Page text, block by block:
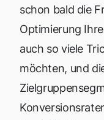
schon bald die
Optimierung
auch so viele
möchten, und